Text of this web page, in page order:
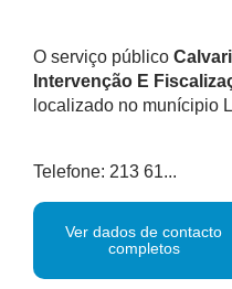
O serviço público
Intervenção E
localizado no munícipio
Telefone: 213 61...
Ver dados de contacto
completos